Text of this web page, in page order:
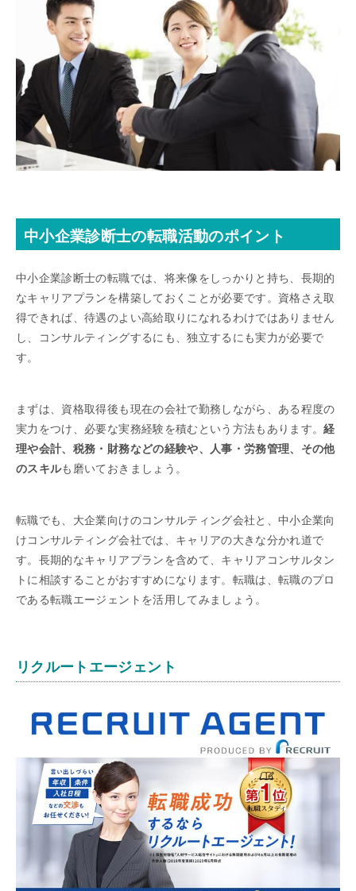
中小企業診断士の転職活動のポイント
中小企業診断士の転職では、将来像をしっかりと持ち、長期的
なキャリアプランを構築しておくことが必要です。資格さえ取
得できれば、待遇のよい高給取りになれるわけではありません
し、コンサルティングするにも、独立するにも実力が必要で
す。
まずは、資格取得後も現在の会社で勤務しながら、ある程度の
実力をつけ、必要な実務経験を積むという方法もあります。経
理や会計、税務・財務などの経験や、人事・労務管理、その他
のスキルも磨いておきましょう。
転職でも、大企業向けのコンサルティング会社と、中小企業向
けコンサルティング会社では、キャリアの大きな分かれ道で
す。長期的なキャリアプランを含めて、キャリアコンサルタン
トに相談することがおすすめになります。転職は、転職のプロ
である転職エージェントを活用してみましょう。
リクルートエージェント